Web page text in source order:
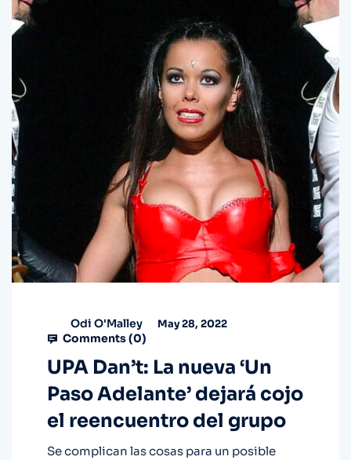
Odi O'Malley May 28, 2022
Comments (0)
UPA Dan’t: La nueva ‘Un
Paso Adelante’ dejará cojo
el reencuentro del grupo
Se complican las cosas para un posible